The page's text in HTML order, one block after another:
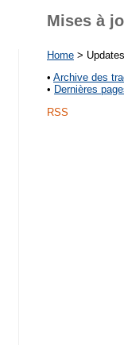
Mises à
Home > Updates
• Archive des
• Dernières
RSS